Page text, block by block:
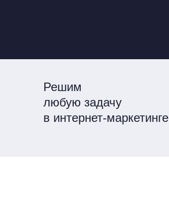
Решим
любую задачу
в интернет-маркетинге